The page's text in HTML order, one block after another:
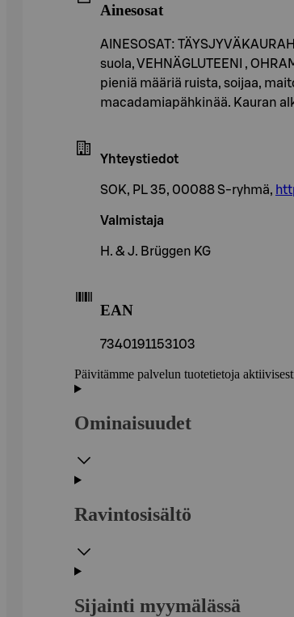
Ainesosat
AINESOSAT:
suola, VEHNÄGLUTEENI ,
pieniä määriä ruista, soijaa,
macadamiapähkinää. Kauran
Yhteystiedot
SOK, PL 35, 00088 S-ryhmä,
Valmistaja
H. & J. Brüggen KG
EAN
7340191153103
Päivitämme palvelun tuotetietoja
Ominaisuudet
Ravintosisältö
Sijainti myymälässä